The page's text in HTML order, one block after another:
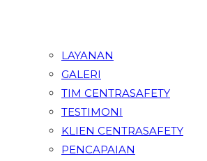
LAYANAN
GALERI
TIM CENTRASAFETY
TESTIMONI
KLIEN CENTRASAFETY
PENCAPAIAN